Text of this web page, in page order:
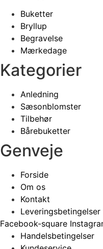
Buketter
Bryllup
Begravelse
Mærkedage
Kategorier
Anledning
Sæsonblomster
Tilbehør
Bårebuketter
Genveje
Forside
Om os
Kontakt
Leveringsbetingelser
Facebook-square
Handelsbetingelser